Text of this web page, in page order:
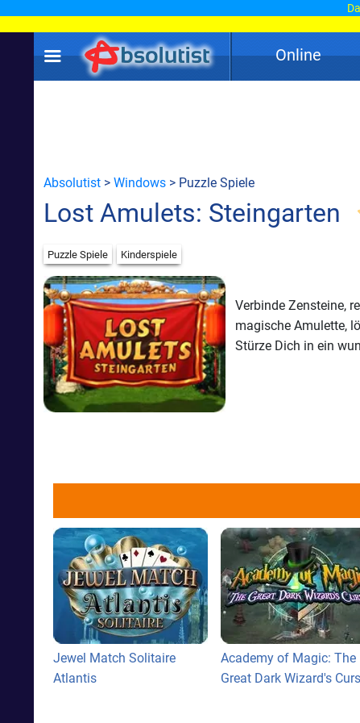
Online
Absolutist > Windows > Puzzle Spiele
Lost Amulets: Steingarten
Puzzle Spiele Kinderspiele
Verbinde Zensteine,
magische Amulette,
Stürze Dich in ein
Jewel Match Solitaire
Atlantis
Academy of Magic: The
Great Dark Wizard's